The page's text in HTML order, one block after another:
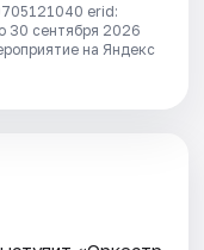
erid:
30 сентября 2026
на Яндекс